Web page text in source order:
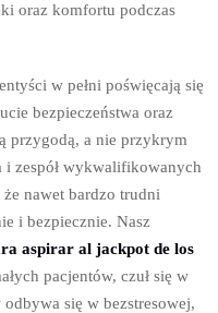
oraz komfortu podczas
w pełni poświęcają się
bezpieczeństwa oraz
przygodą, a nie przykrym
i zespół wykwalifikowanych
nawet bardzo trudni
i bezpiecznie. Nasz
aspirar al jackpot de los
pacjentów, czuł się w
się w bezstresowej,